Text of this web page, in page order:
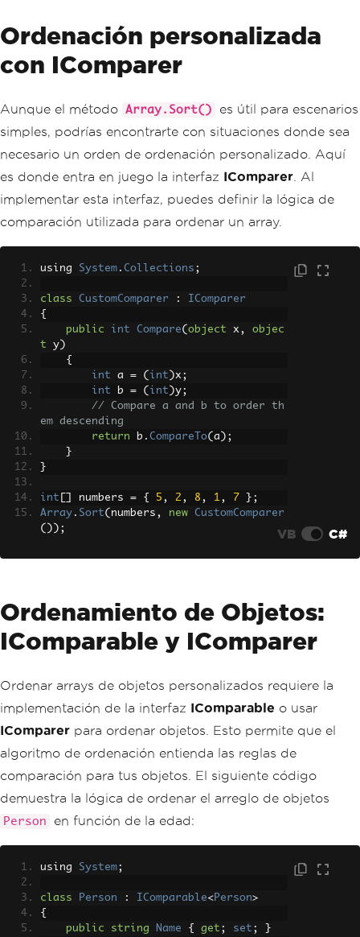
Ordenación personalizada
con IComparer
Aunque el método Array.Sort()
es útil para escenarios
simples, podrías encontrarte con situaciones donde sea
necesario un orden de ordenación personalizado. Aquí
es donde entra en juego la interfaz IComparer . Al
implementar esta interfaz, puedes definir la lógica de
comparación utilizada para ordenar un array.
using System . Collections ;
class CustomComparer :
IComparer
{
public
int Compare( object x,
objec
t y )
{
int a = ( int )x;
int b = ( int )y;
// Compare a and b to order th
em descending
return b . CompareTo( a );
}
}
int numbers = { 5 , 2 , 8 , 1, 7
};
Array . Sort( numbers , new
CustomComparer
());
VB C#
Ordenamiento de Objetos:
IComparable y IComparer
Ordenar arrays de objetos personalizados requiere la
implementación de la interfaz IComparable o usar
IComparer para ordenar objetos. Esto permite que el
algoritmo de ordenación entienda las reglas de
comparación para tus objetos. El siguiente código
demuestra la lógica de ordenar el arreglo de objetos
Person en función de la edad:
using System;
class Person : IComparable<Person>
{
public
string Name { get ; set ; }